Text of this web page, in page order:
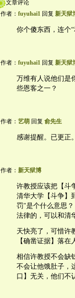
文章评论
作者： fuyuhai1回复 新天狱
你个傻东西，连个
作者： fuyuhai1回复 新天狱
万维有人说他们是
些恩客之一？
作者： 艺萌回复 俞先生
感谢提醒。已更正。
作者： 新天狱博
许教授应该把【斗
清华大学【斗争】
罚"是个什么意思
法律的，可以和清
天快亮了，可惜许
【确凿证据】落在
相信许教授不会缺
不会让他饿肚子，
口】无关，他们不